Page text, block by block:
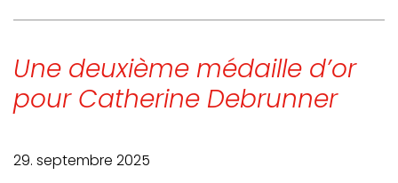
Une deuxième médaille d’or
pour Catherine Debrunner
29. septembre 2025